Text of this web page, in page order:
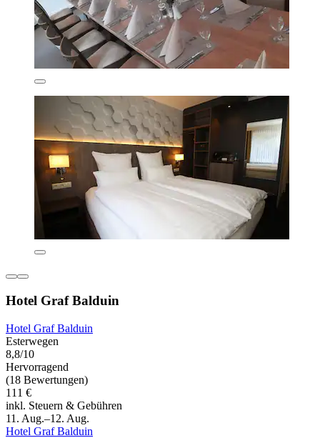
Hotel Graf Balduin
Hotel Graf Balduin
Esterwegen
8,8/10
Hervorragend
(18 Bewertungen)
111 €
inkl. Steuern & Gebühren
11. Aug.–12. Aug.
Hotel Graf Balduin